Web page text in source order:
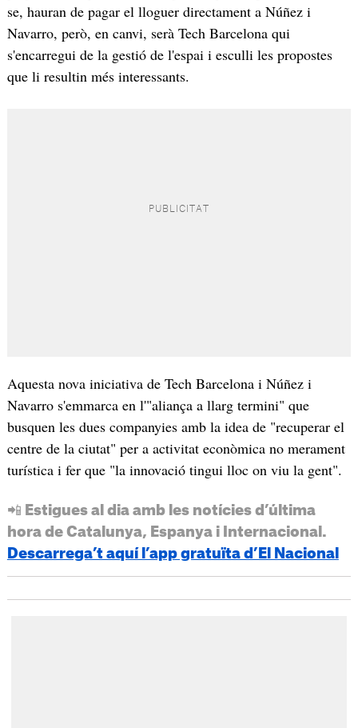
se, hauran de pagar el lloguer directament a Núñez i
Navarro, però, en canvi, serà Tech Barcelona qui
s'encarregui de la gestió de l'espai i esculli les propostes
que li resultin més interessants.
Aquesta nova iniciativa de Tech Barcelona i Núñez i
Navarro s'emmarca en l'"aliança a llarg termini" que
busquen les dues companyies amb la idea de "recuperar el
centre de la ciutat" per a activitat econòmica no merament
turística i fer que "la innovació tingui lloc on viu la gent".
📲 Estigues al dia amb les notícies d’última
hora de Catalunya, Espanya i Internacional.
Descarrega’t aquí l’app gratuïta d’El Nacional